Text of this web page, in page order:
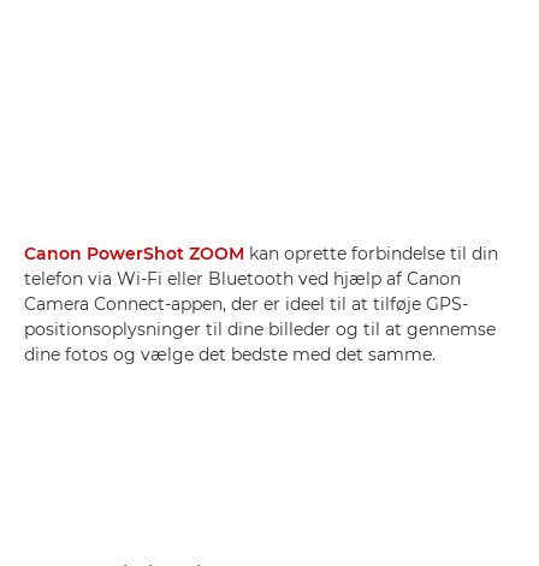
Canon PowerShot ZOOM kan oprette forbindelse til din
telefon via Wi-Fi eller Bluetooth ved hjælp af Canon
Camera Connect-appen, der er ideel til at tilføje GPS-
positionsoplysninger til dine billeder og til at gennemse
dine fotos og vælge det bedste med det samme.